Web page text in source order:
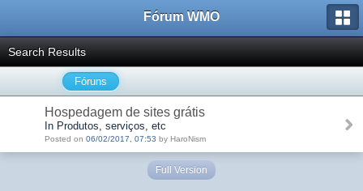
Fórum WMO
Search Results
Fóruns
Hospedagem de sites grátis
In Produtos, serviços, etc
Posted on 06/02/2017, 07:53 by HaroNism
Full Version